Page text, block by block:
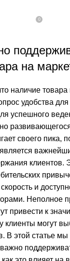
0
на
наличие товара
удобства для
успешного
своего пика,
клиентов.
и
Неполное
привести к
клиенты могут
В этой статье